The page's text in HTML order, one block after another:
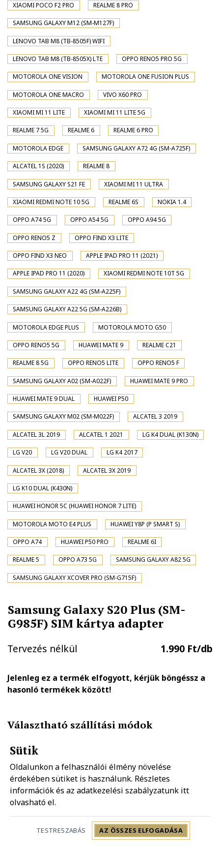
XIAOMI POCO F2 PRO REALME 8 PRO
SAMSUNG GALAXY M12 (SM-M127F)
LENOVO TAB M8 (TB-8505F) WIFI
LENOVO TAB M8 (TB-8505X) LTE OPPO RENO5 PRO 5G
MOTOROLA ONE VISION MOTOROLA ONE FUSION PLUS
MOTOROLA ONE MACRO VIVO X60 PRO
XIAOMI MI 11 LITE XIAOMI MI 11 LITE 5G
REALME 7 5G REALME 6 REALME 6 PRO
MOTOROLA EDGE SAMSUNG GALAXY A72 4G (SM-A725F)
ALCATEL 1S (2020) REALME 8
SAMSUNG GALAXY S21 FE XIAOMI MI 11 ULTRA
XIAOMI REDMI NOTE 10 5G REALME 6S NOKIA 1.4
OPPO A74 5G OPPO A54 5G OPPO A94 5G
OPPO RENO5 Z OPPO FIND X3 LITE
OPPO FIND X3 NEO APPLE IPAD PRO 11 (2021)
APPLE IPAD PRO 11 (2020) XIAOMI REDMI NOTE 10T 5G
SAMSUNG GALAXY A22 4G (SM-A225F)
SAMSUNG GALAXY A22 5G (SM-A226B)
MOTOROLA EDGE PLUS MOTOROLA MOTO G50
OPPO RENO5 5G HUAWEI MATE 9 REALME C21
REALME 8 5G OPPO RENO5 LITE OPPO RENO5 F
SAMSUNG GALAXY A02 (SM-A022F) HUAWEI MATE 9 PRO
HUAWEI MATE 9 DUAL HUAWEI P50
SAMSUNG GALAXY M02 (SM-M022F) ALCATEL 3 2019
ALCATEL 3L 2019 ALCATEL 1 2021 LG K4 DUAL (K130N)
LG V20 LG V20 DUAL LG K4 2017
ALCATEL 3X (2018) ALCATEL 3X 2019
LG K10 DUAL (K430N)
HUAWEI HONOR 5C (HUAWEI HONOR 7 LITE)
MOTOROLA MOTO E4 PLUS HUAWEI Y8P (P SMART S)
OPPO A74 HUAWEI P50 PRO REALME 6I
REALME 5 OPPO A73 5G SAMSUNG GALAXY A82 5G
SAMSUNG GALAXY XCOVER PRO (SM-G715F)
Samsung Galaxy S20 Plus (SM-
G985F) SIM kártya adapter
Tervezés nélkül 1.990 Ft/db
Jelenleg ez a termék elfogyott, kérjük böngéssz a
hasonló termékek között!
Választható szállítási módok
GLS házhozszállítás
1.890 Ft
FOXPOST-Packeta group automatába
990 Ft
Mpl házhozszállításMpl postapont
1.490 Ft
Sütik
Oldalunkon a felhasználói élmény növelése
érdekében sütiket is használunk. Részletes
információk és az adatkezelési szabályzatunk itt
olvasható el.
TESTRESZABÁS AZ ÖSSZES ELFOGADÁSA